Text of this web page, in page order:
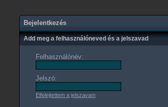
Bejelentkezés
Add meg a felhasználóneved és a jelszavad
Felhasználónév:
Jelszó:
Elfelejtettem a jelszavam